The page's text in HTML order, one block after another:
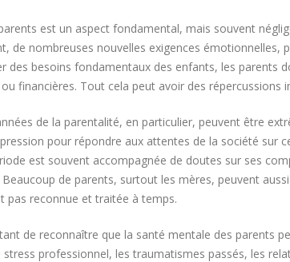
est un aspect fondamental, mais souvent
de nombreuses nouvelles exigences émotionnelles,
des besoins fondamentaux des enfants, les
financières. Tout cela peut avoir des répercussions
de la parentalité, en particulier, peuvent être
pour répondre aux attentes de la société sur
est souvent accompagnée de doutes sur ses
Beaucoup de parents, surtout les mères, peuvent
pas reconnue et traitée à temps.
de reconnaître que la santé mentale des parents
stress professionnel, les traumatismes passés, les